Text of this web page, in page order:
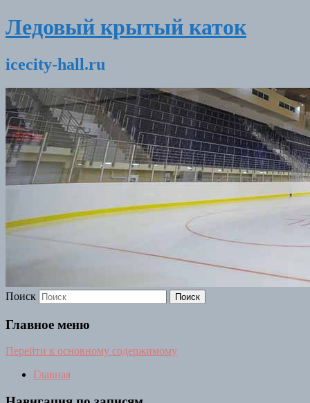
Ледовый крытый каток
icecity-hall.ru
Поиск
Главное меню
Перейти к основному содержимому
Главная